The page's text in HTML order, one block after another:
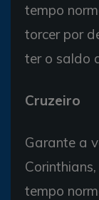
tempo
torcer por
ter o saldo
Cruzeiro
Garante a
tempo